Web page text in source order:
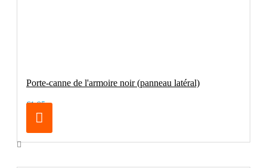
Porte-canne de l'armoire noir (panneau latéral)
€1.95